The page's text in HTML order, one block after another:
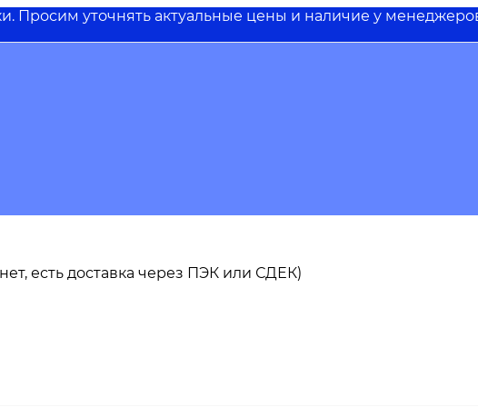
Просим уточнять актуальные цены и наличие у
есть доставка через ПЭК или СДЕК)